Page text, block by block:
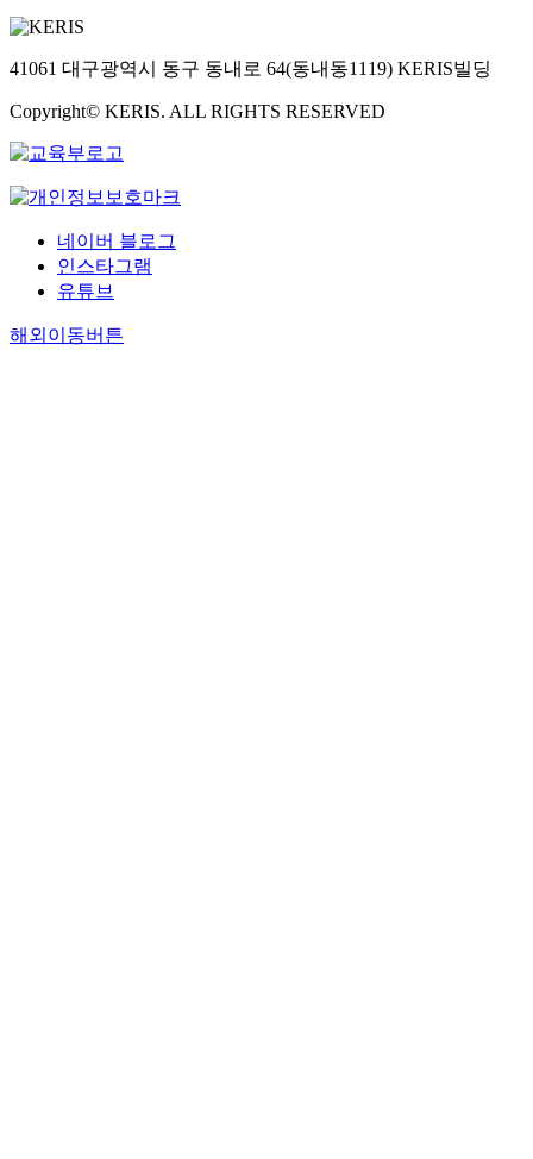
41061 대구광역시 동구 동내로 64(동내동1119) KERIS빌딩
Copyright© KERIS. ALL RIGHTS RESERVED
네이버 블로그
인스타그램
유튜브
해외이동버튼